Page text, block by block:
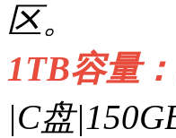
区。
1TB容量
|C盘